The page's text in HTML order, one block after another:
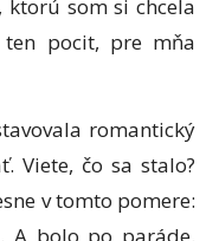
ktorú som si chcela
pocit, pre mňa
romantický
Viete, čo sa stalo?
v tomto pomere: